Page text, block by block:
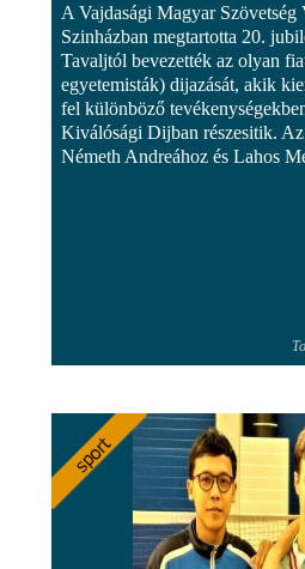
A Vajdasági Magyar
Szinházban megtartotta 20.
Tavaljtól bevezették az olyan
egyetemisták) dijazását, akik
fel különböző
Kiválósági Dijban részesitik.
Németh Andreához és Lahos